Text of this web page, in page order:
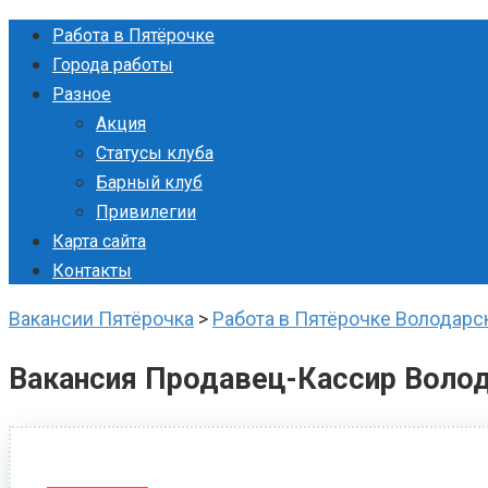
Перейти
контенту
Работа в Пятёрочке
Города работы
Разное
Акция
Статусы клуба
Барный клуб
Привилегии
Карта сайта
Контакты
Вакансии Пятёрочка > Работа в Пятёрочке
Вакансия Продавец-Кассир